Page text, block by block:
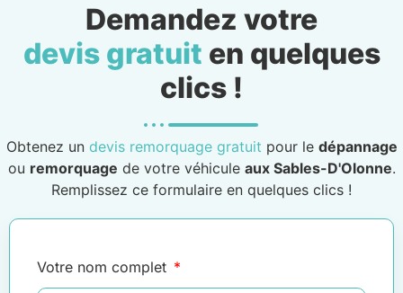
Demandez votre
devis gratuit en quelques
clics !
Obtenez un devis remorquage gratuit pour le dépannage
ou remorquage de votre véhicule aux Sables-D'Olonne.
Remplissez ce formulaire en quelques clics !
Votre nom complet